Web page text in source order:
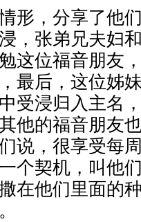
形，分享了他
，张弟兄夫妇
这位福音朋友
最后，这位姊
受浸归入主名
他的福音朋友
说，很享受每
个契机，叫他
在他们里面的